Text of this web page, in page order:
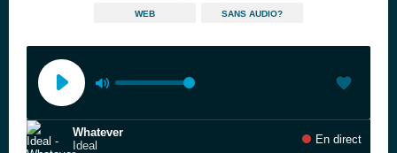
WEB SANS AUDIO?
Whatever
Ideal
En direct